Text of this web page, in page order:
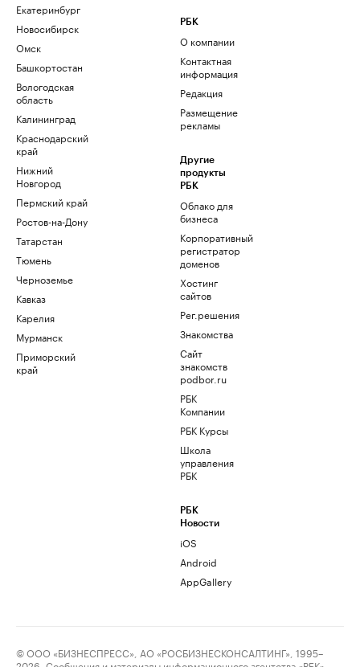
Екатеринбург
Новосибирск
Омск
Башкортостан
Вологодская
область
Калининград
Краснодарский
край
Нижний
Новгород
Пермский край
Ростов-на-Дону
Татарстан
Тюмень
Черноземье
Кавказ
Карелия
Мурманск
Приморский
край
РБК
О компании
Контактная
информация
Редакция
Размещение
рекламы
Другие
продукты
РБК
Облако для
бизнеса
Корпоративный
регистратор
доменов
Хостинг
сайтов
Рег.решения
Знакомства
Сайт
знакомств
podbor.ru
РБК
Компании
РБК Курсы
Школа
управления
РБК
РБК
Новости
iOS
Android
AppGallery
© ООО «БИЗНЕСПРЕСС», АО «РОСБИЗНЕСКОНСАЛТИНГ», 1995–